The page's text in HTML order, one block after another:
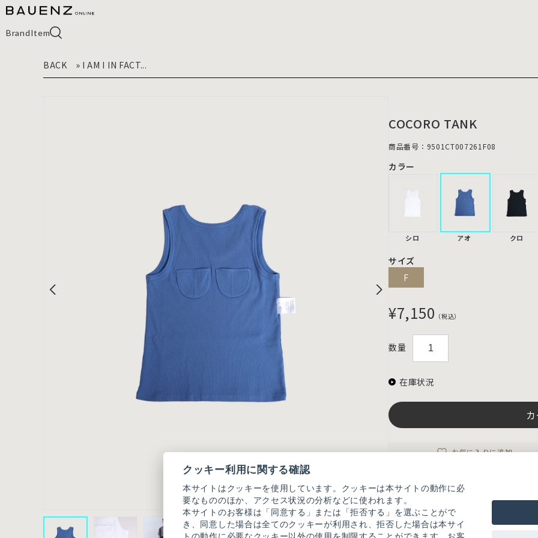
BrandItem
BACK » I AM I IN FACT...
COCORO TANK
商品番号：9501CT007261F08
カラー
シロ アオ クロ
サイズ
F
¥7,150 （税込）
数量
在庫状況
お気に入りに追加
アイテム説明
綿100％テレコ素材の、しっかり厚みのある
透けにくい素材で一枚でも着やすく、
クッキー利用に関する確認
本サイトはクッキーを使用しています。クッキーは本サイトの動作に必
要なもののほか、アクセス状況の分析などに使われます。
本サイトのお客様は「同意する」または「拒否する」を選ぶことがで
き、同意した場合は全てのクッキーが利用され、拒否した場合は本サイ